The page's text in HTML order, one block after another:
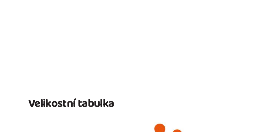
Velikostní tabulka